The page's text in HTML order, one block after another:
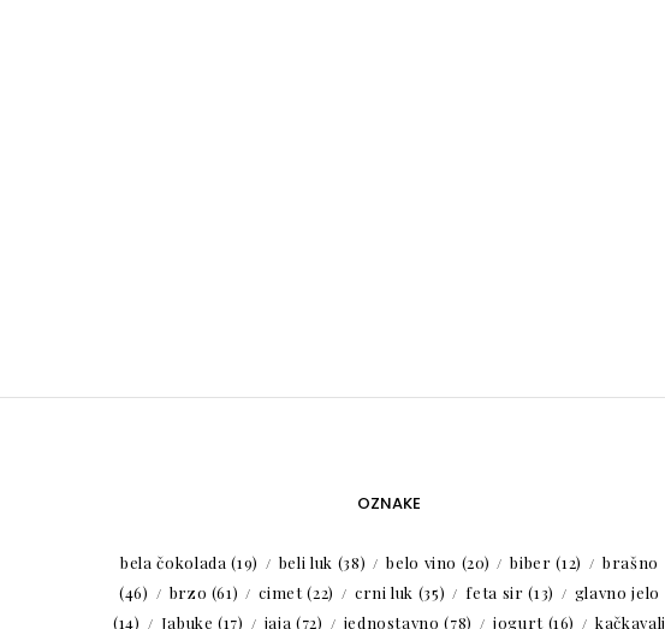
OZNAKE
bela čokolada (19) beli luk (38) belo vino (20) biber (12)
brašno
(46)
brzo (61) cimet(22) crni luk (35) feta sir (13)
glavno jelo
(14)
Jabuke (17) jaja (72) jednostavno (78) jogurt(16) kačkavalj